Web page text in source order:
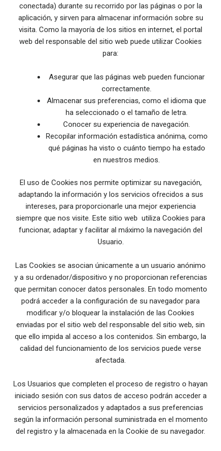
conectada) durante su recorrido por las páginas o por la
aplicación, y sirven para almacenar información sobre su
visita. Como la mayoría de los sitios en internet, el portal
web del responsable del sitio web puede utilizar Cookies
para:
Asegurar que las páginas web pueden funcionar
correctamente.
Almacenar sus preferencias, como el idioma que
ha seleccionado o el tamaño de letra.
Conocer su experiencia de navegación.
Recopilar información estadística anónima, como
qué páginas ha visto o cuánto tiempo ha estado
en nuestros medios.
El uso de Cookies nos permite optimizar su navegación,
adaptando la información y los servicios ofrecidos a sus
intereses, para proporcionarle una mejor experiencia
siempre que nos visite. Este sitio web utiliza Cookies para
funcionar, adaptar y facilitar al máximo la navegación del
Usuario.
Las Cookies se asocian únicamente a un usuario anónimo
y a su ordenador/dispositivo y no proporcionan referencias
que permitan conocer datos personales. En todo momento
podrá acceder a la configuración de su navegador para
modificar y/o bloquear la instalación de las Cookies
enviadas por el sitio web del responsable del sitio web, sin
que ello impida al acceso a los contenidos. Sin embargo, la
calidad del funcionamiento de los servicios puede verse
afectada.
Los Usuarios que completen el proceso de registro o hayan
iniciado sesión con sus datos de acceso podrán acceder a
servicios personalizados y adaptados a sus preferencias
según la información personal suministrada en el momento
del registro y la almacenada en la Cookie de su navegador.